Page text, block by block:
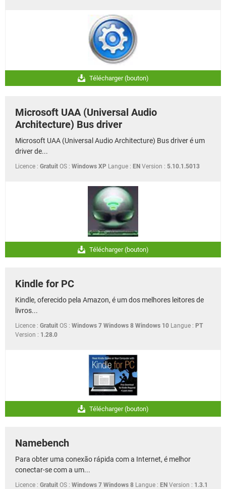
Télécharger (bouton)
Microsoft UAA (Universal Audio
Architecture) Bus driver
Microsoft UAA (Universal Audio Architecture) Bus driver é um
driver de...
Licence : Gratuit OS : Windows XP Langue : EN Version : 5.10.1.5013
Télécharger (bouton)
Kindle for PC
Kindle, oferecido pela Amazon, é um dos melhores leitores de
livros...
Licence : Gratuit OS : Windows 7 Windows 8 Windows 10 Langue : PT
Version : 1.28.0
Télécharger (bouton)
Namebench
Para obter uma conexão rápida com a Internet, é melhor
conectar-se com a um...
Licence : Gratuit OS : Windows 7 Windows 8 Langue : EN Version : 1.3.1